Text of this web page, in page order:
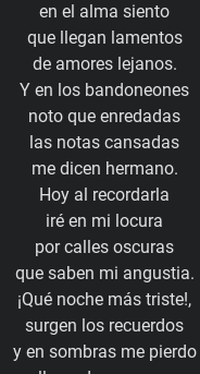
en el alma siento
que llegan lamentos
de amores lejanos.
Y en los bandoneones
noto que enredadas
las notas cansadas
me dicen hermano.
Hoy al recordarla
iré en mi locura
por calles oscuras
que saben mi angustia.
¡Qué noche más triste!,
surgen los recuerdos
y en sombras me pierdo